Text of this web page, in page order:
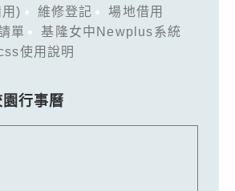
)
維修登記
場地借用
單
基隆女中Newplus系統
使用說明
行事曆